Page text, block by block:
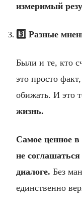
измеримый
3️⃣ Разные
Были и те, кто
это просто
обижать. И это
жизнь.
Самое ценное
не
диалоге. Без
единственно